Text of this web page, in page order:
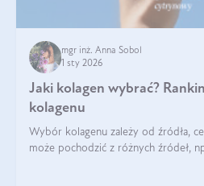
mgr inż. Anna Sobol
1 sty 2026
Jaki kolagen wybrać?
kolagenu
Wybór kolagenu zależy od źródła,
może pochodzić z różnych źródeł,